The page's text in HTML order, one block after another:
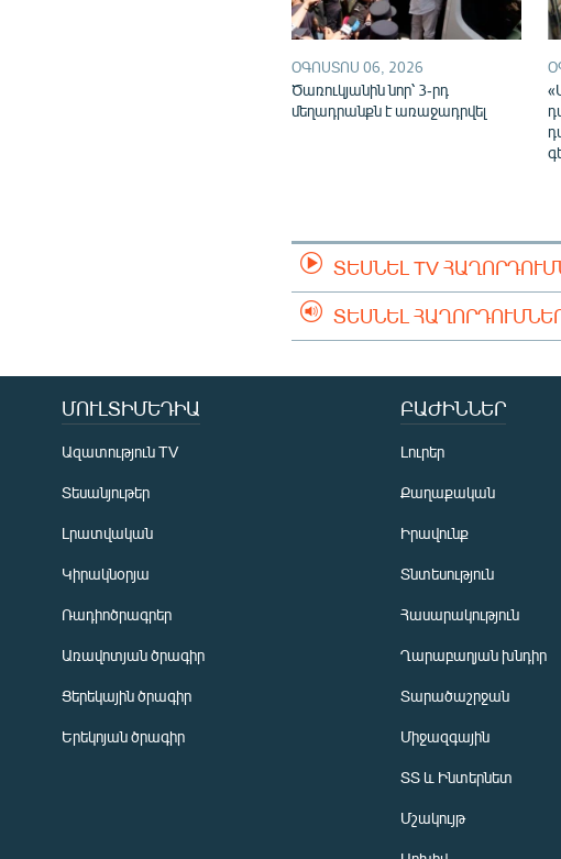
ՕԳՈՍՏՈՍ 06, 2026
Ծառուկյանին նոր՝ 3-րդ
մեղադրանքն է առաջադրվել
ՏԵՍՆԵԼ TV
ՏԵՍՆԵԼ
ՄՈՒԼՏԻՄԵԴԻԱ
Ազատություն TV
Տեսանյութեր
Լրատվական
Կիրակնօրյա
Ռադիոծրագրեր
Առավոտյան ծրագիր
Ցերեկային ծրագիր
Երեկոյան ծրագիր
ԲԱԺԻՆՆԵՐ
Լուրեր
Քաղաքական
Իրավունք
Տնտեսություն
Հասարակություն
Ղարաբաղյան խնդիր
Տարածաշրջան
Միջազգային
ՏՏ և Ինտերնետ
Մշակույթ